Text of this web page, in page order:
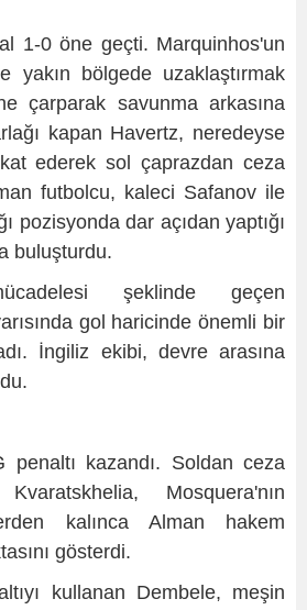
1-0 öne geçti. Marquinhos'un
yakın bölgede uzaklaştırmak
çarparak savunma arkasına
kapan Havertz, neredeyse
kat ederek sol çaprazdan ceza
futbolcu, kaleci Safanov ile
pozisyonda dar açıdan yaptığı
buluşturdu.
şeklinde geçen
gol haricinde önemli bir
İngiliz ekibi, devre arasına
penaltı kazandı. Soldan ceza
Mosquera'nın
kalınca Alman hakem
gösterdi.
kullanan Dembele, meşin